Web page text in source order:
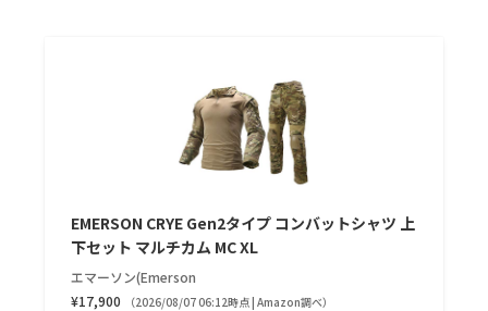
EMERSON CRYE Gen2タイプ コンバットシャツ 上
下セット マルチカム MC XL
エマーソン(Emerson
¥17,900
（2026/08/07 06:12時点 | Amazon調べ）